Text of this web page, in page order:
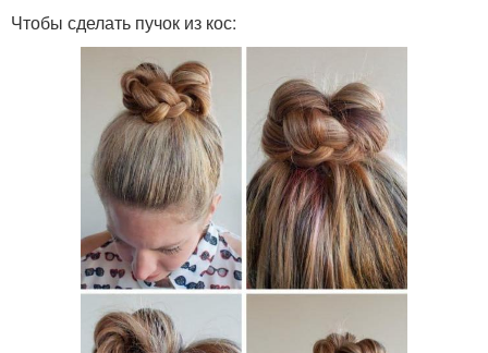
Чтобы сделать пучок из кос: